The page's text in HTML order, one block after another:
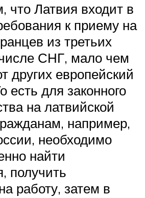
что Латвия входит в
к приему на
из третьих
СНГ, мало чем
других европейский
есть для законного
на латвийской
например,
необходимо
найти
получить
работу, затем в